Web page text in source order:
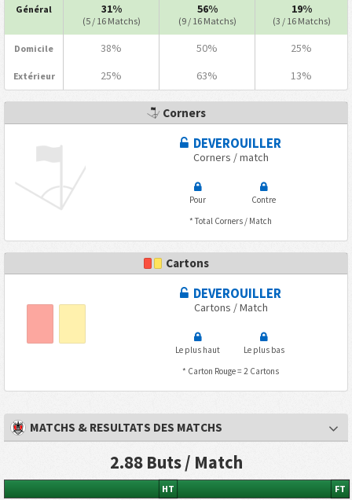
Général 31%
(5 / 16 Matchs)
56%
(9 / 16 Matchs)
19%
(3 / 16 Matchs)
Domicile 38% 50% 25%
Extérieur 25% 63% 13%
Corners
DEVEROUILLER
Corners / match
Pour
Contre
* Total Corners / Match
Cartons
DEVEROUILLER
Cartons / Match
Le plus haut
Le plus bas
* Carton Rouge = 2 Cartons
MATCHS & RESULTATS DES MATCHS
2.88 Buts / Match
HT FT